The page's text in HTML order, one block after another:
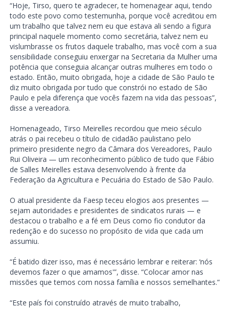
“Hoje, Tirso, quero te agradecer, te homenagear aqui, tendo
todo este povo como testemunha, porque você acreditou em
um trabalho que talvez nem eu que estava ali sendo a figura
principal naquele momento como secretária, talvez nem eu
vislumbrasse os frutos daquele trabalho, mas você com a sua
sensibilidade conseguiu enxergar na Secretaria da Mulher uma
potência que conseguia alcançar outras mulheres em todo o
estado. Então, muito obrigada, hoje a cidade de São Paulo te
diz muito obrigada por tudo que constrói no estado de São
Paulo e pela diferença que vocês fazem na vida das pessoas”,
disse a vereadora.
Homenageado, Tirso Meirelles recordou que meio século
atrás o pai recebeu o título de cidadão paulistano pelo
primeiro presidente negro da Câmara dos Vereadores, Paulo
Rui Oliveira — um reconhecimento público de tudo que Fábio
de Salles Meirelles estava desenvolvendo à frente da
Federação da Agricultura e Pecuária do Estado de São Paulo.
O atual presidente da Faesp teceu elogios aos presentes —
sejam autoridades e presidentes de sindicatos rurais — e
destacou o trabalho e a fé em Deus como fio condutor da
redenção e do sucesso no propósito de vida que cada um
assumiu.
“É batido dizer isso, mas é necessário lembrar e reiterar: ‘nós
devemos fazer o que amamos'”, disse. “Colocar amor nas
missões que temos com nossa família e nossos semelhantes.”
“Este país foi construído através de muito trabalho,